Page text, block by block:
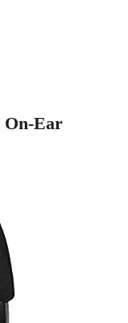
On-Ear